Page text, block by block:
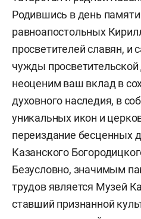
Родившись в день
равноапостольных
просветителей славян, и
чужды просветительской
неоценим ваш вклад в
духовного наследия, в
уникальных икон и
переиздание бесценных
Казанского
Безусловно, значимым
трудов является Музей
ставший признанной